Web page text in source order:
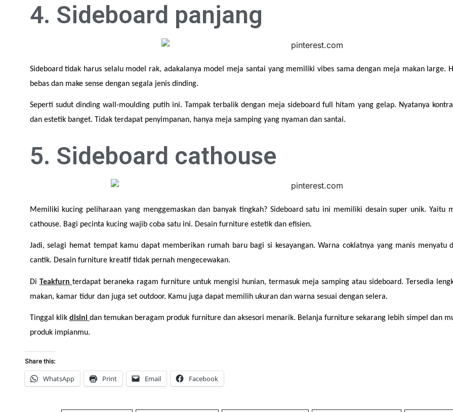
4. Sideboard panjang
Sideboard tidak harus selalu model rak, adakalanya model meja santai yang memiliki vibes sama dengan meja makan large.
bebas dan make sense dengan segala jenis dinding.
Seperti sudut dinding wall-moulding putih ini. Tampak terbalik dengan meja sideboard full hitam yang gelap. Nyatanya
dan estetik banget. Tidak terdapat penyimpanan, hanya meja samping yang nyaman dan santai.
5. Sideboard cathouse
Memiliki kucing peliharaan yang menggemaskan dan banyak tingkah? Sideboard satu ini memiliki desain super unik. Yaitu
cathouse. Bagi pecinta kucing wajib coba satu ini. Desain furniture estetik dan efisien.
Jadi, selagi hemat tempat kamu dapat memberikan rumah baru bagi si kesayangan. Warna coklatnya yang manis menyatu
cantik. Desain furniture kreatif tidak pernah mengecewakan.
Di Teakfurn terdapat beraneka ragam furniture untuk mengisi hunian, termasuk meja samping atau sideboard. Tersedia
makan, kamar tidur dan juga set outdoor. Kamu juga dapat memilih ukuran dan warna sesuai dengan selera.
Tinggal klik disini dan temukan beragam produk furniture dan aksesori menarik. Belanja furniture sekarang lebih simpel dan
produk impianmu.
Share this:
WhatsApp Print Email Facebook